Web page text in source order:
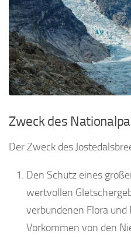
Zweck des
Der Zweck des
Den Schutz eines
wertvollen
verbundenen Flora und
Vorkommen von den